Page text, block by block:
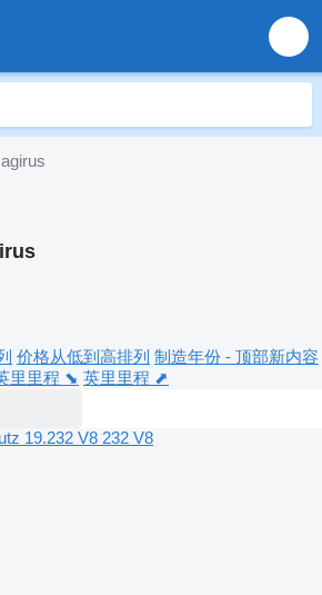
价格从低到高排列 制造年份 - 顶部新内容
里里程 ⬊ 英里里程 ⬈